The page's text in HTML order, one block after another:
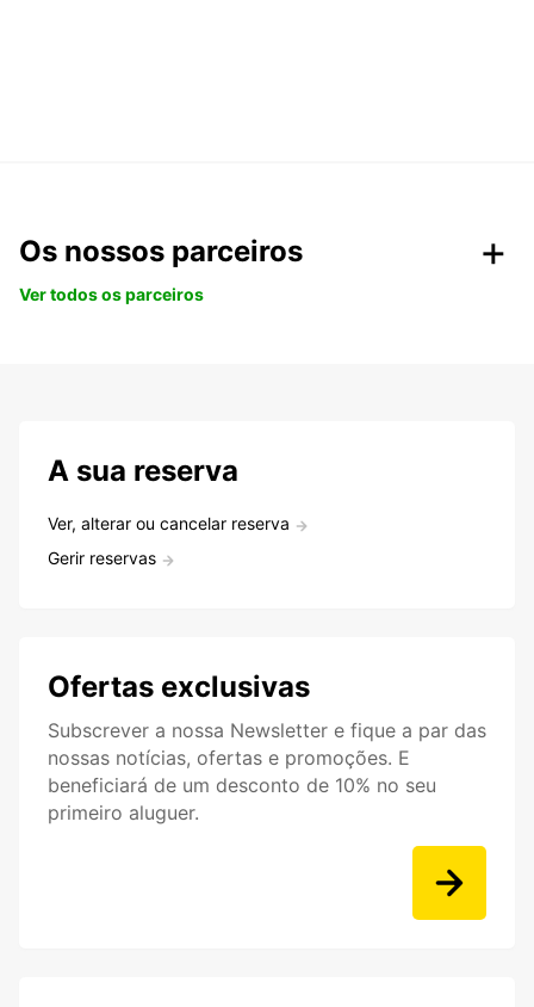
Os nossos parceiros
Ver todos os parceiros
A sua reserva
Ver, alterar ou cancelar reserva
Gerir reservas
Ofertas exclusivas
Subscrever a nossa Newsletter e fique a par das
nossas notícias, ofertas e promoções. E
beneficiará de um desconto de 10% no seu
primeiro aluguer.